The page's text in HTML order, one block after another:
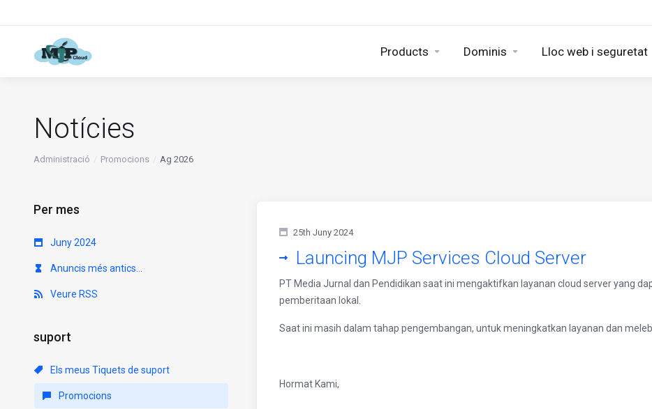
Products Dominis Lloc web i seguretat
Notícies
Administració Promocions Ag 2026
Per mes
Juny 2024
Anuncis més antics...
Veure RSS
suport
Els meus Tiquets de suport
Promocions
25th Juny 2024
Launcing MJP Services Cloud Server
PT Media Jurnal dan Pendidikan saat ini mengaktifkan layanan cloud server yang
pemberitaan lokal.
Saat ini masih dalam tahap pengembangan, untuk meningkatkan layanan dan
Hormat Kami,